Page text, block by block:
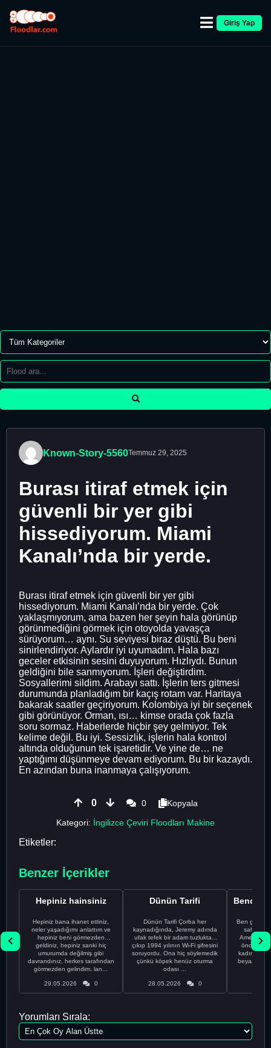
Giriş Yap
Known-Story-5560Temmuz 29, 2025
Burası itiraf etmek için
güvenli bir yer gibi
hissediyorum. Miami
Kanalı’nda bir yerde.
Burası itiraf etmek için güvenli bir yer gibi
hissediyorum. Miami Kanalı’nda bir yerde. Çok
yaklaşmıyorum, ama bazen her şeyin hala görünüp
görünmediğini görmek için otoyolda yavaşça
sürüyorum… aynı. Su seviyesi biraz düştü. Bu beni
sinirlendiriyor. Aylardır iyi uyumadım. Hala bazı
geceler etkisinin sesini duyuyorum. Hızlıydı. Bunun
geldiğini bile sanmıyorum. İşleri değiştirdim.
Sosyallerimi sildim. Arabayı sattı. İşlerin ters gitmesi
durumunda planladığım bir kaçış rotam var. Haritaya
bakarak saatler geçiriyorum. Kolombiya iyi bir seçenek
gibi görünüyor. Orman, ısı… kimse orada çok fazla
soru sormaz. Haberlerde hiçbir şey gelmiyor. Tek
kelime değil. Bu iyi. Sessizlik, işlerin hala kontrol
altında olduğunun tek işaretidir. Ve yine de… ne
yaptığımı düşünmeye devam ediyorum. Bu bir kazaydı.
En azından buna inanmaya çalışıyorum.
0 0
Kopyala
Kategori: İngilizce Çeviri Floodları Makine
Etiketler:
Benzer İçerikler
Hepiniz hainsiniz
Hepiniz bana ihanet ettiniz,
neler yaşadığımı anlattım ve
hepiniz beni görmezden
geldiniz, hepiniz sanki hiç
umurumda değilmiş gibi
davrandınız, herkes tarafından
görmezden gelindim, lan...
29.05.2026 0
Dünün Tarifi
Dünün Tarifi Çorba her
kaynadığında, Jeremy adında
ufak tefek bir adam tuzluktan
çıkıp 1994 yılının Wi-Fi şifresini
soruyordu. Ona hiç söylemedik
çünkü köpek henüz oturma
odası ...
28.05.2026 0
Ben gururlu
sahip
önce
kadınla
beyaz
Yorumları Sırala: